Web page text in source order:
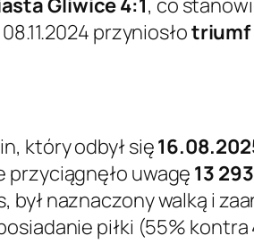
Gliwice 4:1, co
przyniosłotriumf
który odbył się
przyciągnęło uwagę 13
naznaczony walką i
piłki (55%